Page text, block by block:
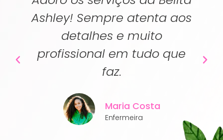
Ashley! Sempre atenta aos
detalhes e muito
profissional em tudo que
faz.
Maria Costa
Enfermeira